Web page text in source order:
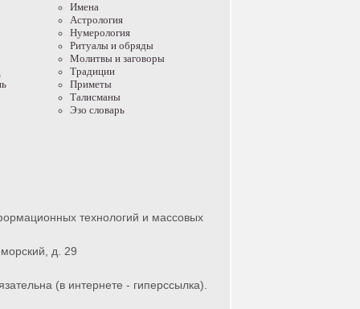
Имена
Астрология
Нумерология
Ритуалы и обряды
Молитвы и заговоры
Традиции
Приметы
Талисманы
Эзо словарь
технологий и массовых
д. 29
(в интернете - гиперссылка).